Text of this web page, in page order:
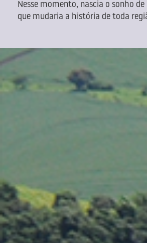
Nesse momento, nascia o sonho
que mudaria a história de toda